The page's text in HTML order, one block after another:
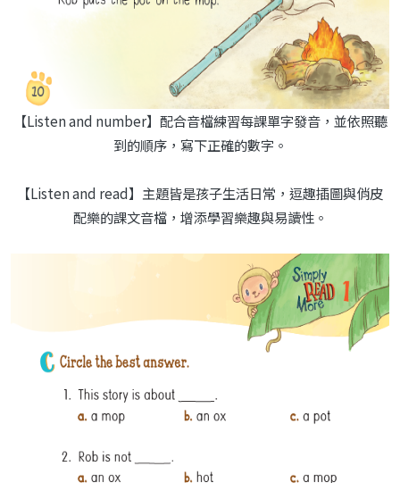
【Listen and number】配合音檔練習每課單字發音，並依照聽
到的順序，寫下正確的數字。
【Listen and read】主題皆是孩子生活日常，逗趣插圖與俏皮
配樂的課文音檔，增添學習樂趣與易讀性。